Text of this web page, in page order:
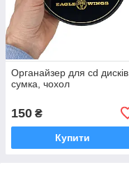
Органайзер для cd дисків,
сумка, чохол
150 ₴
Купити